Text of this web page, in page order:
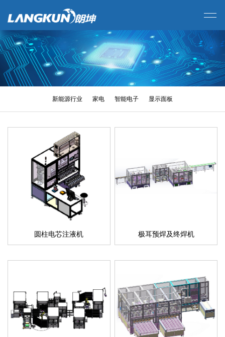
新能源行业 家电 智能电子 显示面板
圆柱电芯注液机 极耳预焊及终焊机